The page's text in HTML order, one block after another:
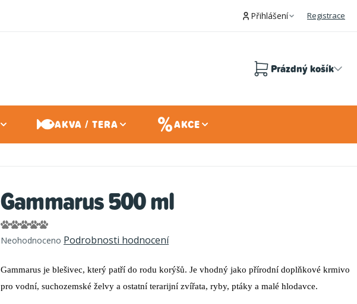
Přihlášení Registrace
Prázdný košík
AKVA / TERA AKCE
Gammarus 500 ml
Průměrné
hodnocení
je
0,0
Neohodnoceno Podrobnosti hodnocení
Gammarus je blešivec, který patří do rodu korýšů. Je vhodný jako přírodní doplňkové krmivo
pro vodní, suchozemské želvy a ostatní terarijní zvířata, ryby, ptáky a malé hlodavce.